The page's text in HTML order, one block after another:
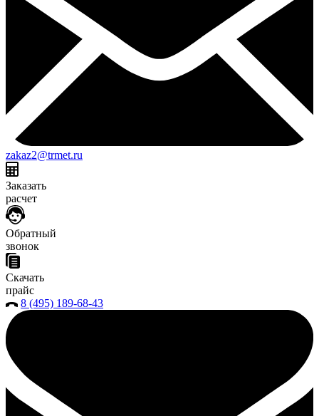
zakaz2@trmet.ru
Заказать
расчет
Обратный
звонок
Скачать
прайс
8 (495) 189-68-43